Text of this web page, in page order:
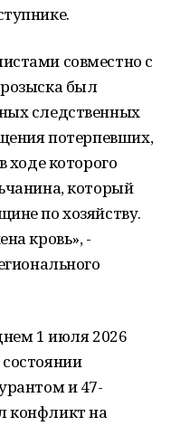
совместно с
был
следственных
потерпевших,
ходе которого
который
по хозяйству.
кровь», -
1 июля 2026
и 47-
конфликт на